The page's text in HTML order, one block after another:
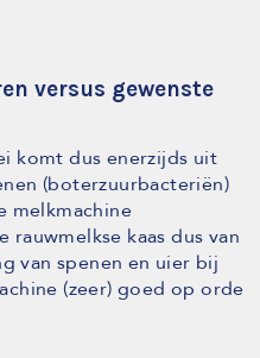
versus gewenste
komt dus enerzijds uit
(boterzuurbacteriën)
melkmachine
rauwmelkse kaas dus van
van spenen en uier bij
(zeer) goed op orde